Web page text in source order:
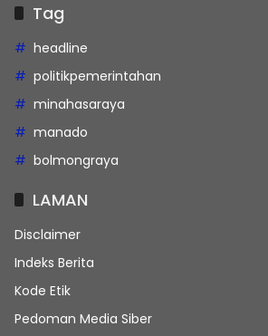
Tag
headline
politikpemerintahan
minahasaraya
manado
bolmongraya
LAMAN
Disclaimer
Indeks Berita
Kode Etik
Pedoman Media Siber